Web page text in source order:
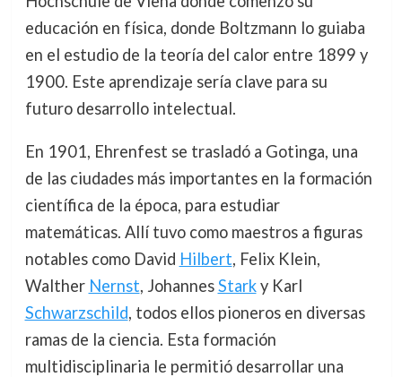
educación en física, donde Boltzmann lo guiaba
en el estudio de la teoría del calor entre 1899 y
1900. Este aprendizaje sería clave para su
futuro desarrollo intelectual.
En 1901, Ehrenfest se trasladó a Gotinga, una
de las ciudades más importantes en la formación
científica de la época, para estudiar
matemáticas. Allí tuvo como maestros a figuras
notables como David Hilbert, Felix Klein,
Walther Nernst, JohannesStarky Karl
Schwarzschild, todos ellos pioneros en diversas
ramas de la ciencia. Esta formación
multidisciplinaria le permitió desarrollar una